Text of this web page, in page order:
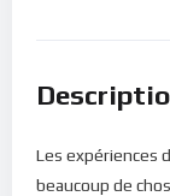
Les expériences
beaucoup de